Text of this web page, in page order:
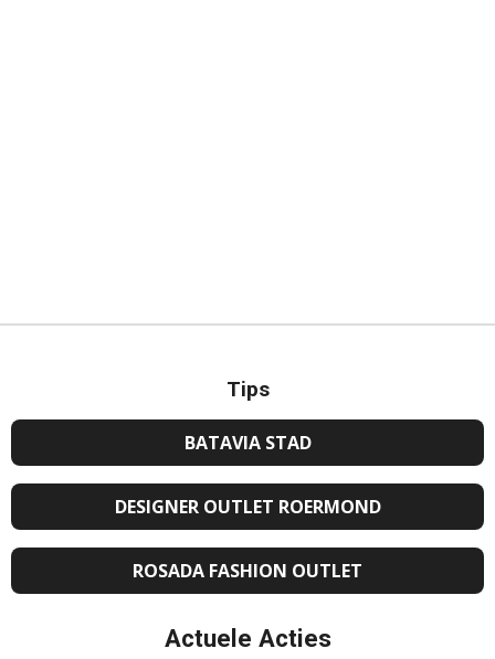
Tips
BATAVIA STAD
DESIGNER OUTLET ROERMOND
ROSADA FASHION OUTLET
Actuele Acties